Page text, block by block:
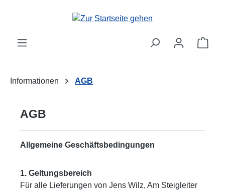
Zum Hauptinhalt springen
Informationen AGB
AGB
Allgemeine Geschäftsbedingungen
1. Geltungsbereich
Für alle Lieferungen von Jens Wilz, Am Steigleiter